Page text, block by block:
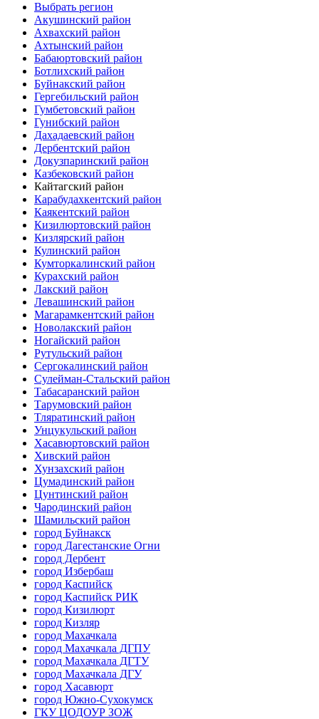
Выбрать регион
Акушинский район
Ахвахский район
Ахтынский район
Бабаюртовский район
Ботлихский район
Буйнакский район
Гергебильский район
Гумбетовский район
Гунибский район
Дахадаевский район
Дербентский район
Докузпаринский район
Казбековский район
Кайтагский район
Карабудахкентский район
Каякентский район
Кизилюртовский район
Кизлярский район
Кулинский район
Кумторкалинский район
Курахский район
Лакский район
Левашинский район
Магарамкентский район
Новолакский район
Ногайский район
Рутульский район
Сергокалинский район
Сулейман-Стальский район
Табасаранский район
Тарумовский район
Тляратинский район
Унцукульский район
Хасавюртовский район
Хивский район
Хунзахский район
Цумадинский район
Цунтинский район
Чародинский район
Шамильский район
город Буйнакск
город Дагестанские Огни
город Дербент
город Избербаш
город Каспийск
город Каспийск РИК
город Кизилюрт
город Кизляр
город Махачкала
город Махачкала ДГПУ
город Махачкала ДГТУ
город Махачкала ДГУ
город Хасавюрт
город Южно-Сухокумск
ГКУ ЦОДОУР ЗОЖ